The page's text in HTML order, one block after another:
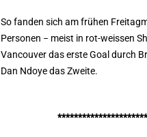
So fanden sich am frühen
Personen − meist in rot-weissen
Vancouver das erste Goal durch
Dan Ndoye das Zweite.